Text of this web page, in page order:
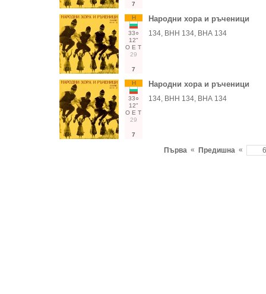
7
Н
33○
12"
О Е Т
29
7
Народни хора и ръченици
134, ВНН 134, ВНА 134
Н
33○
12"
О Е Т
29
7
Народни хора и ръченици
134, ВНН 134, ВНА 134
Първа « Предишна «